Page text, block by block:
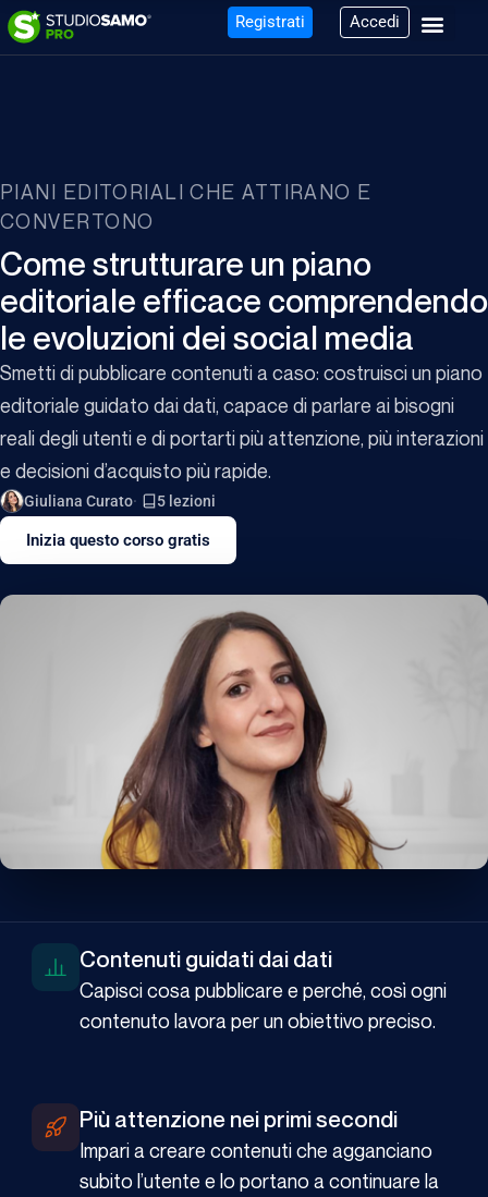
Registrati Accedi
PIANI EDITORIALI CHE ATTIRANO E
CONVERTONO
Come strutturare un piano
editoriale efficace comprendendo
le evoluzioni dei social media
Smetti di pubblicare contenuti a caso: costruisci un piano
editoriale guidato dai dati, capace di parlare ai bisogni
reali degli utenti e di portarti più attenzione, più interazioni
e decisioni d’acquisto più rapide.
Giuliana Curato 5 lezioni
Inizia questo corso gratis
Contenuti guidati dai dati
Capisci cosa pubblicare e perché, così ogni
contenuto lavora per un obiettivo preciso.
Più attenzione nei primi secondi
Impari a creare contenuti che agganciano
subito l’utente e lo portano a continuare la